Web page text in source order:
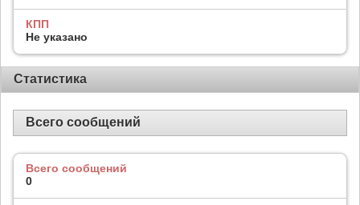
КПП
Не указано
Статистика
Всего сообщений
Всего сообщений
0